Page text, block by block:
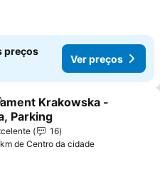
preços
Ver preços
aos favoritos
Krakowska -
Parking
16
km de Centro da cidade